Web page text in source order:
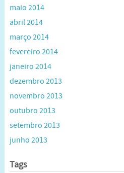
maio 2014
abril 2014
março 2014
fevereiro 2014
janeiro 2014
dezembro 2013
novembro 2013
outubro 2013
setembro 2013
junho 2013
Tags